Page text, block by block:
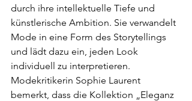
durch ihre intellektuelle Tiefe und
künstlerische Ambition. Sie verwandelt
Mode in eine Form des Storytellings
und lädt dazu ein, jeden Look
individuell zu interpretieren.
Modekritikerin Sophie Laurent
bemerkt, dass die Kollektion „Eleganz